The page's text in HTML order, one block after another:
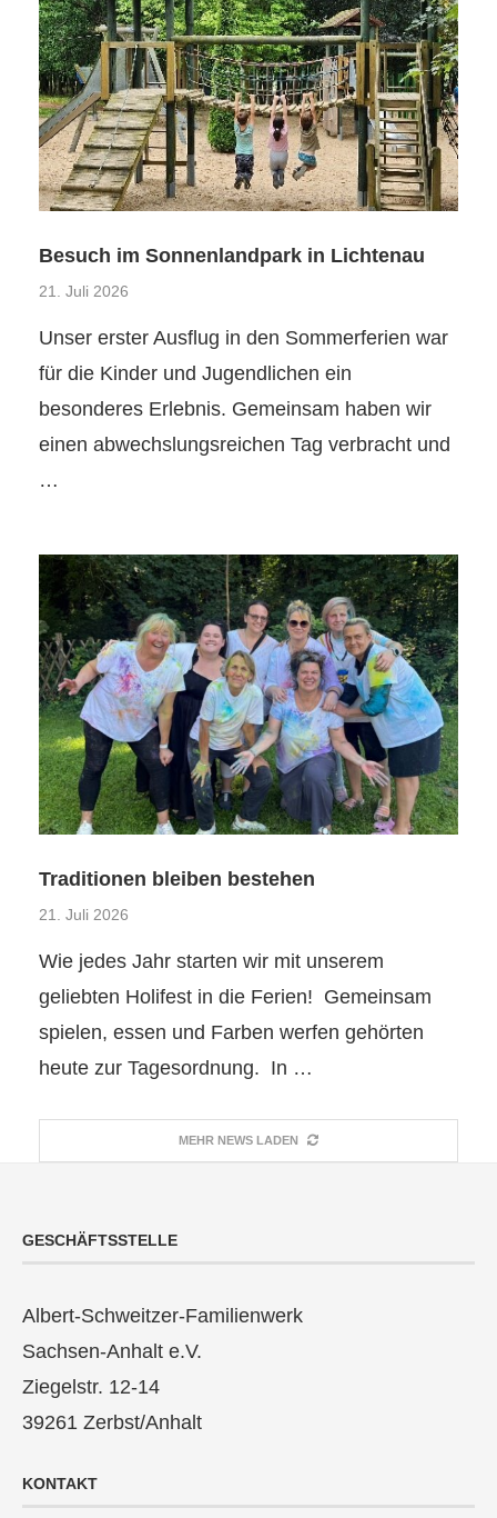
Besuch im Sonnenlandpark in Lichtenau
21. Juli 2026
Unser erster Ausflug in den Sommerferien war
für die Kinder und Jugendlichen ein
besonderes Erlebnis. Gemeinsam haben wir
einen abwechslungsreichen Tag verbracht und
…
Traditionen bleiben bestehen
21. Juli 2026
Wie jedes Jahr starten wir mit unserem
geliebten Holifest in die Ferien! Gemeinsam
spielen, essen und Farben werfen gehörten
heute zur Tagesordnung. In …
MEHR NEWS LADEN
GESCHÄFTSSTELLE
Albert-Schweitzer-Familienwerk
Sachsen-Anhalt e.V.
Ziegelstr. 12-14
39261 Zerbst/Anhalt
KONTAKT